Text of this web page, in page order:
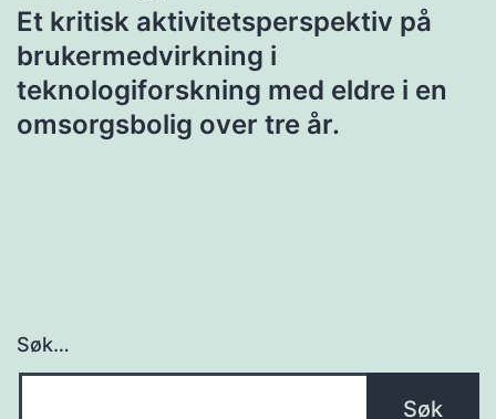
Et kritisk aktivitetsperspektiv på
brukermedvirkning i
teknologiforskning med eldre i en
omsorgsbolig over tre år.
Søk…